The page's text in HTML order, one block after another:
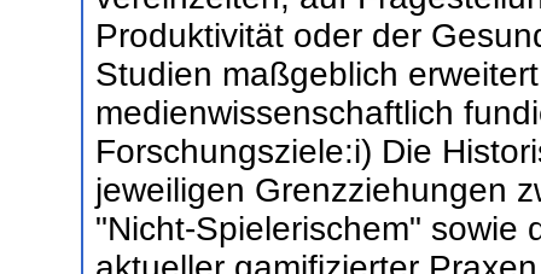
Produktivität oder der
Studien maßgeblich
medienwissenschaftlich
Forschungsziele:i) Die
jeweiligen Grenzziehungen
"Nicht-Spielerischem" sowie